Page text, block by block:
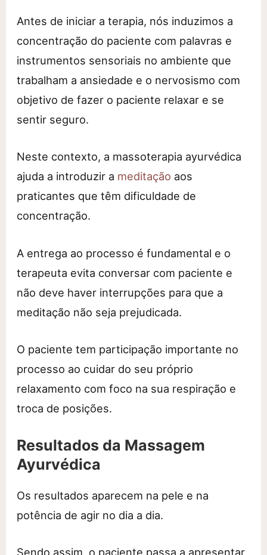
Antes de iniciar a terapia, nós induzimos a
concentração do paciente com palavras e
instrumentos sensoriais no ambiente que
trabalham a ansiedade e o nervosismo com
objetivo de fazer o paciente relaxar e se
sentir seguro.
Neste contexto, a massoterapia ayurvédica
ajuda a introduzir a meditação aos
praticantes que têm dificuldade de
concentração.
A entrega ao processo é fundamental e o
terapeuta evita conversar com paciente e
não deve haver interrupções para que a
meditação não seja prejudicada.
O paciente tem participação importante no
processo ao cuidar do seu próprio
relaxamento com foco na sua respiração e
troca de posições.
Resultados da Massagem
Ayurvédica
Os resultados aparecem na pele e na
potência de agir no dia a dia.
Sendo assim, o paciente passa a apresentar